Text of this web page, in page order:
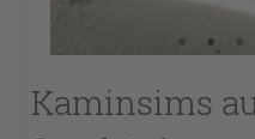
Kaminsims